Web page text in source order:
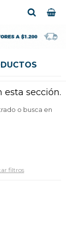
esta sección.
o busca en
filtros